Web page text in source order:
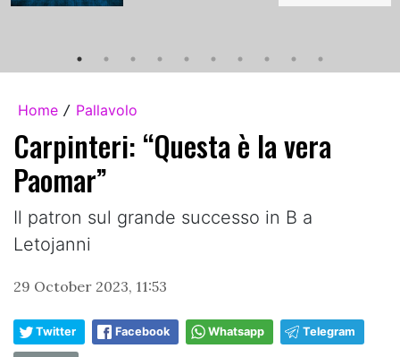
Home / Pallavolo
Carpinteri: “Questa è la vera
Paomar”
Il patron sul grande successo in B a
Letojanni
29 October 2023, 11:53
Twitter Facebook Whatsapp Telegram